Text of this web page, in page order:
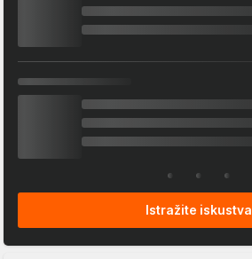
Istražite iskustva